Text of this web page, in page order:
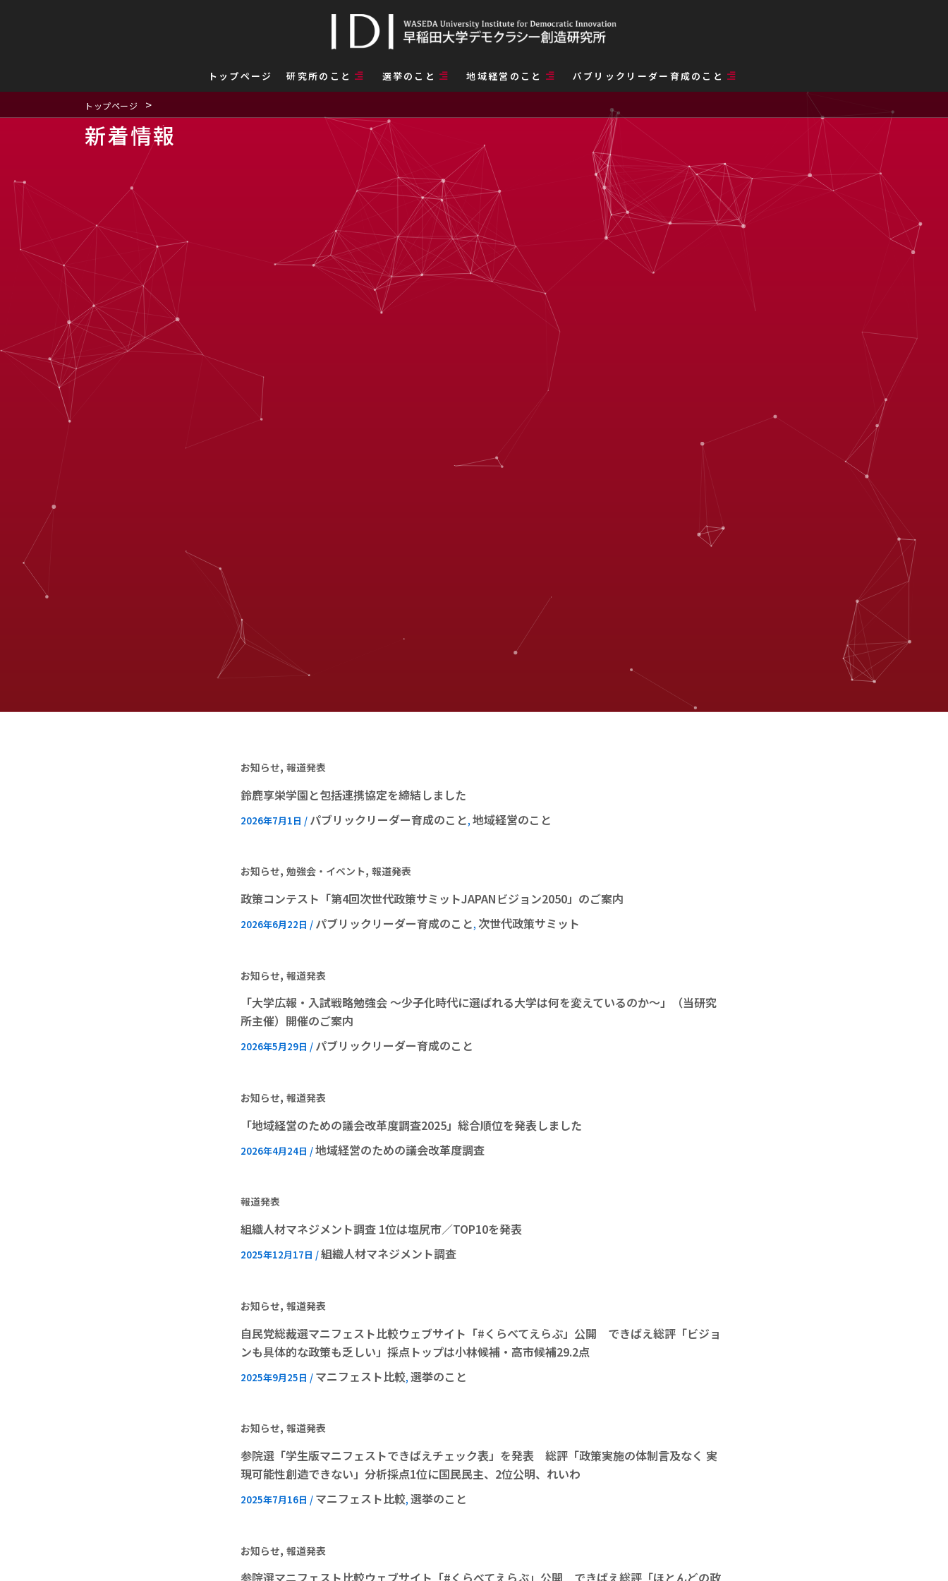
プ
トップページ 研究所のこと 選挙のこと 地域経営のこと パブリックリーダー育成のこと
トップページ >
新着情報
お知らせ, 報道発表
鈴鹿享栄学園と包括連携協定を締結しました
2026年7月1日 / パブリックリーダー育成のこと, 地域経営のこと
お知らせ, 勉強会・イベント, 報道発表
政策コンテスト「第4回次世代政策サミットJAPANビジョン2050」のご案内
2026年6月22日 / パブリックリーダー育成のこと, 次世代政策サミット
お知らせ, 報道発表
「大学広報・入試戦略勉強会 ～少子化時代に選ばれる大学は何を変えているのか～」（当研究
所主催）開催のご案内
2026年5月29日 / パブリックリーダー育成のこと
お知らせ, 報道発表
「地域経営のための議会改革度調査2025」総合順位を発表しました
2026年4月24日 /地域経営のための議会改革度調査
報道発表
組織人材マネジメント調査 1位は塩尻市／TOP10を発表
2025年12月17日 /組織人材マネジメント調査
お知らせ, 報道発表
自民党総裁選マニフェスト比較ウェブサイト「#くらべてえらぶ」公開 できばえ総評「ビジョ
ンも具体的な政策も乏しい」採点トップは小林候補・高市候補29.2点
2025年9月25日 / マニフェスト比較, 選挙のこと
お知らせ, 報道発表
参院選「学生版マニフェストできばえチェック表」を発表 総評「政策実施の体制言及なく 実
現可能性創造できない」分析採点1位に国民民主、2位公明、れいわ
2025年7月16日 / マニフェスト比較, 選挙のこと
お知らせ, 報道発表
ー
送